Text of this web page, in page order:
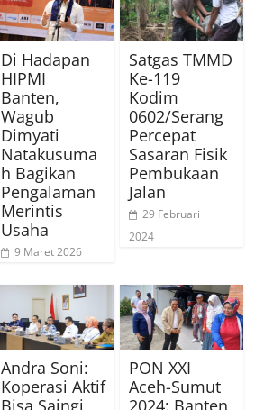
Di Hadapan
HIPMI
Banten,
Wagub
Dimyati
Natakusuma
h Bagikan
Pengalaman
Merintis
Usaha
9 Maret 2026
Satgas TMMD
Ke-119
Kodim
0602/Serang
Percepat
Sasaran Fisik
Pembukaan
Jalan
29 Februari
2024
Andra Soni:
Koperasi Aktif
Bisa Saingi
PON XXI
Aceh-Sumut
2024: Banten